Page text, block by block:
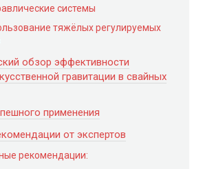
системы
тяжёлых регулируемых
обзор эффективности
гравитации в свайных
применения
от экспертов
рекомендации: